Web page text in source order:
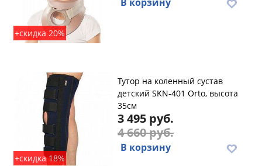
+скидка 20%
+скидка 18%
Тутор на коленный сустав
детский SKN-401 Orto, высота
35см
3 495 руб.
4 660 руб.
В корзину